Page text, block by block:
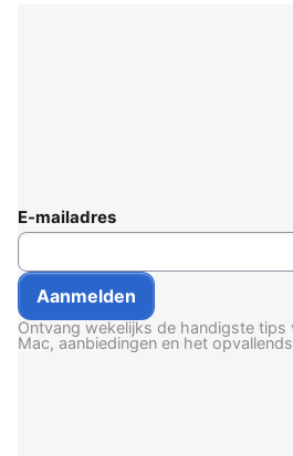
E-mailadres
Ontvang wekelijks de handigste tips
Mac, aanbiedingen en het